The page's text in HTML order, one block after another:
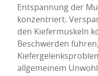
Entspannung der
konzentriert.
den Kiefermuskeln
Beschwerden
allgemeinem